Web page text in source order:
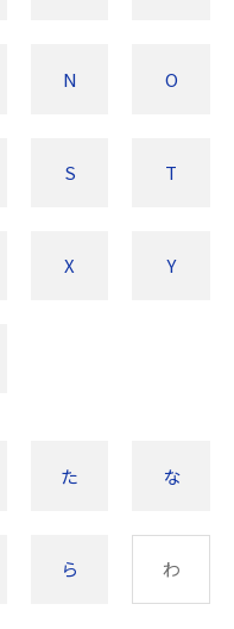
N O
S T
X Y
た な
ら わ